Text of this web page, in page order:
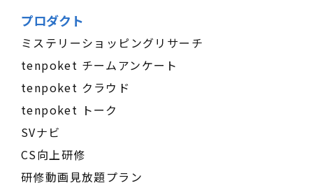
プロダクト
ミステリーショッピングリサーチ
tenpoket チームアンケート
tenpoket クラウド
tenpoket トーク
SVナビ
CS向上研修
研修動画見放題プラン